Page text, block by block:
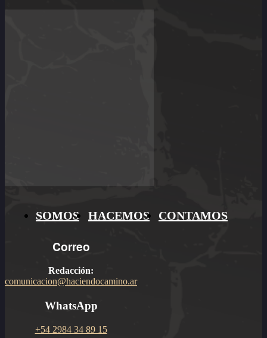
SOMOS HACEMOS CONTAMOS
Correo
Redacción:
comunicacion@haciendocamino.ar
WhatsApp
+54 2984 34 89 15